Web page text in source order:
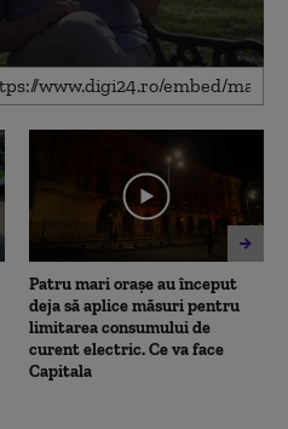
Patru mari orașe au început
deja să aplice măsuri pentru
limitarea consumului de
curent electric. Ce va face
Capitala